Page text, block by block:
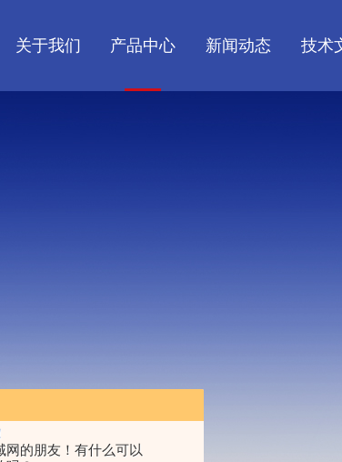
网的朋友！有什么可以
关于我们 产品中心 新闻动态 技术